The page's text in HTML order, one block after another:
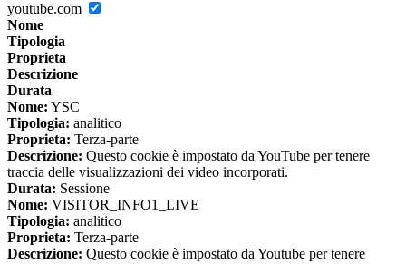
youtube.com
Nome
Tipologia
Proprieta
Descrizione
Durata
Nome: YSC
Tipologia: analitico
Proprieta: Terza-parte
Descrizione: Questo cookie è impostato da YouTube per tenere
traccia delle visualizzazioni dei video incorporati.
Durata: Sessione
Nome: VISITOR_INFO1_LIVE
Tipologia: analitico
Proprieta: Terza-parte
Descrizione: Questo cookie è impostato da Youtube per tenere